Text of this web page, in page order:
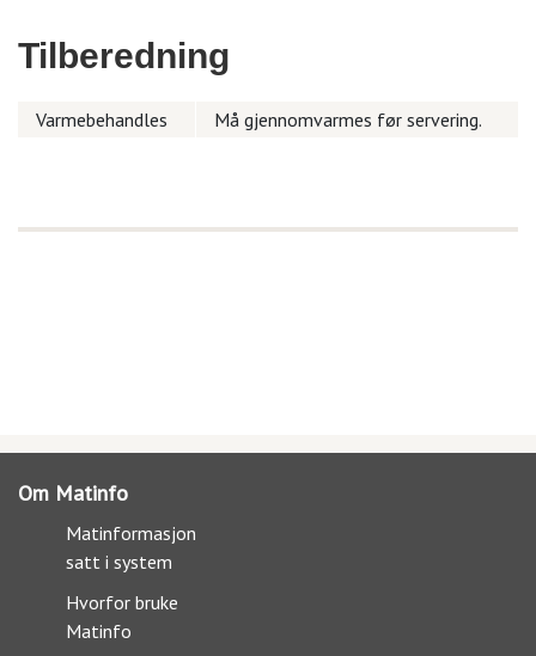
Tilberedning
Varmebehandles Må gjennomvarmes før servering.
Om Matinfo
Matinformasjon
satt i system
Hvorfor bruke
Matinfo